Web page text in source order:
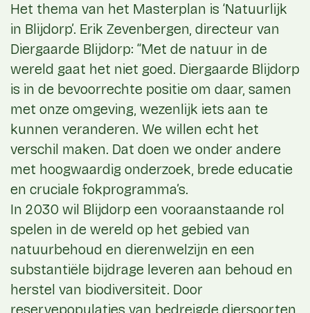
Het thema van het Masterplan is ‘Natuurlijk
in Blijdorp’. Erik Zevenbergen, directeur van
Diergaarde Blijdorp: “Met de natuur in de
wereld gaat het niet goed. Diergaarde Blijdorp
is in de bevoorrechte positie om daar, samen
met onze omgeving, wezenlijk iets aan te
kunnen veranderen. We willen echt het
verschil maken. Dat doen we onder andere
met hoogwaardig onderzoek, brede educatie
en cruciale fokprogramma’s.
In 2030 wil Blijdorp een vooraanstaande rol
spelen in de wereld op het gebied van
natuurbehoud en dierenwelzijn en een
substantiële bijdrage leveren aan behoud en
herstel van biodiversiteit. Door
reservepopulaties van bedreigde diersoorten